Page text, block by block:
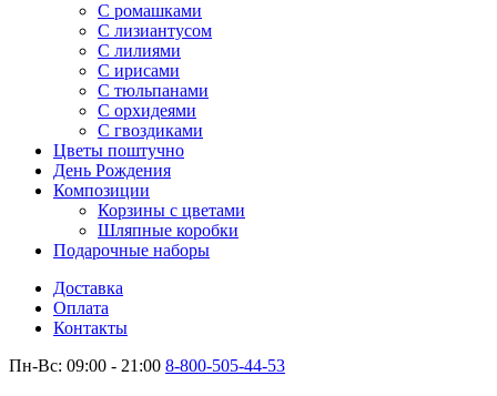
С ромашками
С лизиантусом
С лилиями
С ирисами
С тюльпанами
С орхидеями
С гвоздиками
Цветы поштучно
День Рождения
Композиции
Корзины с цветами
Шляпные коробки
Подарочные наборы
Доставка
Оплата
Контакты
Пн-Вс: 09:00 - 21:00 8-800-505-44-53